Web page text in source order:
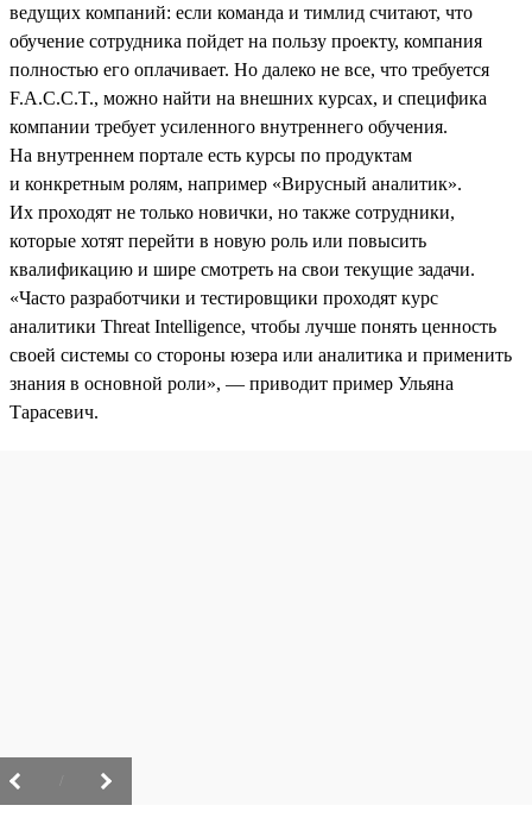
ведущих компаний: если команда и тимлид считают, что
обучение сотрудника пойдет на пользу проекту, компания
полностью его оплачивает. Но далеко не все, что требуется
F.A.C.C.T., можно найти на внешних курсах, и специфика
компании требует усиленного внутреннего обучения.
На внутреннем портале есть курсы по продуктам
и конкретным ролям, например «Вирусный аналитик».
Их проходят не только новички, но также сотрудники,
которые хотят перейти в новую роль или повысить
квалификацию и шире смотреть на свои текущие задачи.
«Часто разработчики и тестировщики проходят курс
аналитики Threat Intelligence, чтобы лучше понять ценность
своей системы со стороны юзера или аналитика и применить
знания в основной роли», — приводит пример Ульяна
Тарасевич.